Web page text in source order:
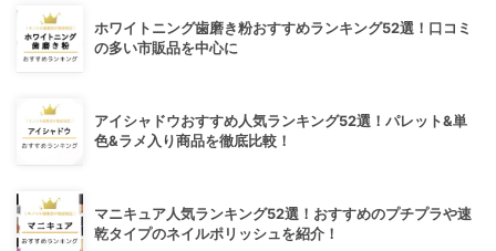
ホワイトニング歯磨き粉おすすめランキング52選！口コミ
の多い市販品を中心に
アイシャドウおすすめ人気ランキング52選！パレット&単
色&ラメ入り商品を徹底比較！
マニキュア人気ランキング52選！おすすめのプチプラや速
乾タイプのネイルポリッシュを紹介！